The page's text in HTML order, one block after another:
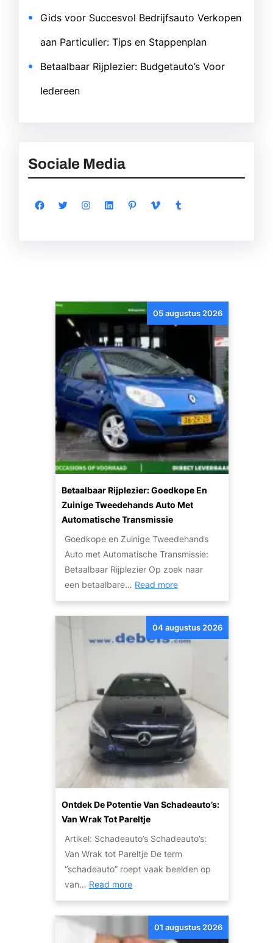
Gids voor Succesvol Bedrijfsauto Verkopen
aan Particulier: Tips en Stappenplan
Betaalbaar Rijplezier: Budgetauto’s Voor
Iedereen
Sociale Media
Facebook Twitter Instagram LinkedIn Pinterest Vimeo Tumblr
Betaalbaar Rijplezier: Goedkope En
Zuinige Tweedehands Auto Met
Automatische Transmissie
05 augustus 2026
Goedkope en Zuinige Tweedehands
Auto met Automatische Transmissie:
Betaalbaar Rijplezier Op zoek naar
een betaalbare… Read more:
B
e
t
a
b
a
r
R
i
z
i
e
:
G
o
Ontdek De Potentie Van Schadeauto’s:
Van Wrak Tot Pareltje
04 augustus 2026
Artikel: Schadeauto’s Schadeauto’s:
Van Wrak tot Pareltje De term
“schadeauto” roept vaak beelden op
van… Read more:
O
n
01 augustus 2026